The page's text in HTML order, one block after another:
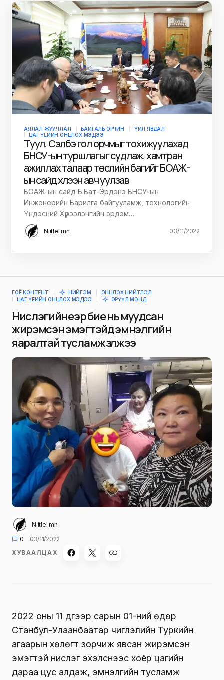
АЯЛАЛ ЖУУЧЛАЛ БАЙГАЛЬ ОРЧИН
ҮЙЛ ЯВДАЛ
ЦАГ ҮЕИЙН ОНЦЛОХ МЭДЭЭ
Туул, Сэлбэ гол орчмыг тохижуулахад
БНСУ-ын туршлагыг судлаж, хамтран
ажиллах талаар төслийн багийг БОАЖ-
ын сайд хүлээн авч уулзав
БОАЖ-ын сайд Б.Бат-Эрдэнэ БНСУ-ын
Инженерийн Барилга байгууламж, технологийн
Үндэсний Хүрээлэнгийн эрдэм…
Niitlel.mn 03/11/2022
ГОЁ КОНТЕНТ НИЙГЭМ
ОНЦЛОХ НИЙТЛЭЛ
ЦАГ ҮЕИЙН ОНЦЛОХ МЭДЭЭ
ЭРҮҮЛ МЭНД
Нислэгийн үеэр бие нь муудсан
жирэмсэн эмэгтэйд эмнэлгийн
яаралтай тусламж үзүүлжээ
Niitlel.mn
0
03/11/2022
ХУВААЛЦАХ
2022 оны 11 дүгээр сарын 01-ний өдөр
Станбул-Улаанбаатар чиглэлийн Туркийн
агаарын хөлөгт зорчиж явсан жирэмсэн
эмэгтэй нислэг эхэлснээс хоёр цагийн
дараа цус алдаж, эмнэлгийн тусламж